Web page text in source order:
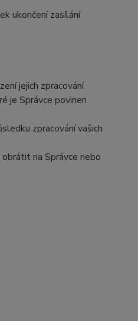
ukončení zasílání
jejich zpracování
je Správce povinen
zpracování vašich
na Správce nebo